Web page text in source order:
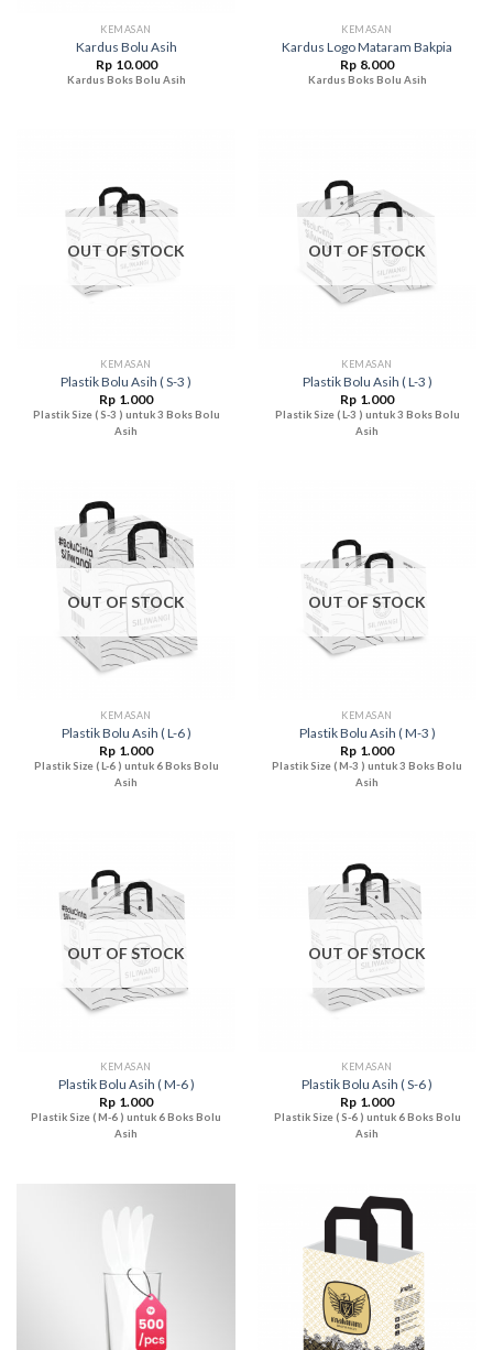
KEMASAN
Kardus Bolu Asih
Rp 10.000
Kardus Boks Bolu Asih
KEMASAN
Kardus Logo Mataram Bakpia
Rp 8.000
Kardus Boks Bolu Asih
OUT OF STOCK
KEMASAN
Plastik Bolu Asih ( S-3 )
Rp 1.000
Plastik Size ( S-3 ) untuk 3 Boks Bolu
Asih
OUT OF STOCK
KEMASAN
Plastik Bolu Asih ( L-3 )
Rp 1.000
Plastik Size ( L-3 ) untuk 3 Boks Bolu
Asih
OUT OF STOCK
KEMASAN
Plastik Bolu Asih ( L-6 )
Rp 1.000
Plastik Size ( L-6 ) untuk 6 Boks Bolu
Asih
OUT OF STOCK
KEMASAN
Plastik Bolu Asih ( M-3 )
Rp 1.000
Plastik Size ( M-3 ) untuk 3 Boks Bolu
Asih
OUT OF STOCK
KEMASAN
Plastik Bolu Asih ( M-6 )
Rp 1.000
Plastik Size ( M-6 ) untuk 6 Boks Bolu
Asih
OUT OF STOCK
KEMASAN
Plastik Bolu Asih ( S-6 )
Rp 1.000
Plastik Size ( S-6 ) untuk 6 Boks Bolu
Asih